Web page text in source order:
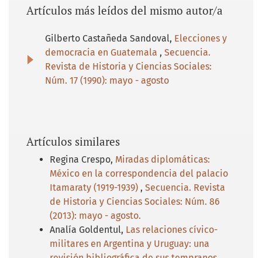
Artículos más leídos del mismo autor/a
Gilberto Castañeda Sandoval, Elecciones y
democracia en Guatemala , Secuencia.
Revista de Historia y Ciencias Sociales:
Núm. 17 (1990): mayo - agosto
Artículos similares
Regina Crespo, Miradas diplomáticas:
México en la correspondencia del palacio
Itamaraty (1919-1939) , Secuencia. Revista
de Historia y Ciencias Sociales: Núm. 86
(2013): mayo - agosto.
Analía Goldentul, Las relaciones cívico-
militares en Argentina y Uruguay: una